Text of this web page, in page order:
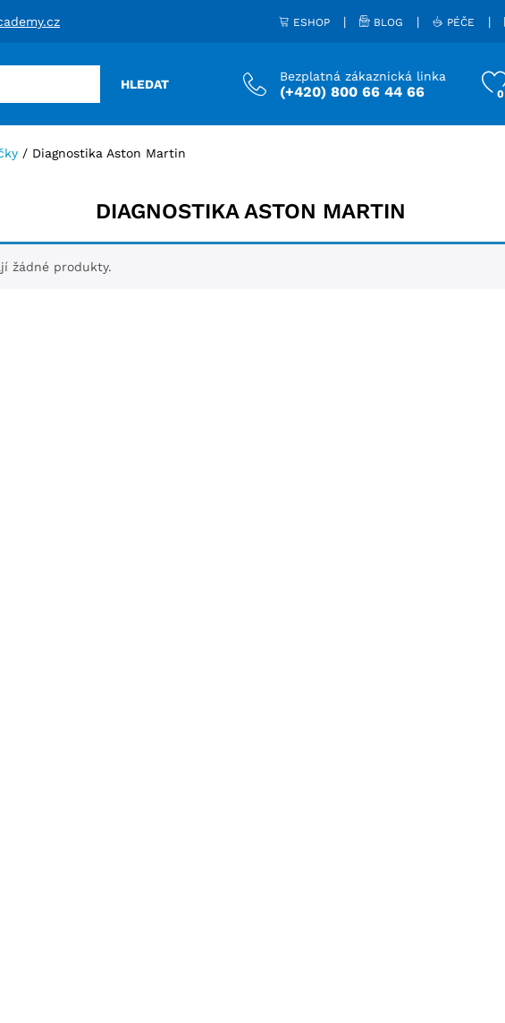
ESHOP | BLOG | PÉČE |
HLEDAT
Bezplatná zákaznická linka
(+420) 800 66 44 66 0
/ Diagnostika Aston Martin
DIAGNOSTIKA ASTON MARTIN
žádné produkty.